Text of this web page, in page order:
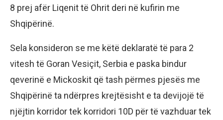
8 prej afër Liqenit të Ohrit deri në kufirin me
Shqipërinë.
Sela konsideron se me këtë deklaratë të para 2
vitesh të Goran Vesiçit, Serbia e paska bindur
qeverinë e Mickoskit që tash përmes pjesës me
Shqipërinë ta ndërpres krejtësisht e ta devijojë të
njëjtin korridor tek korridori 10D për të vazhduar tek